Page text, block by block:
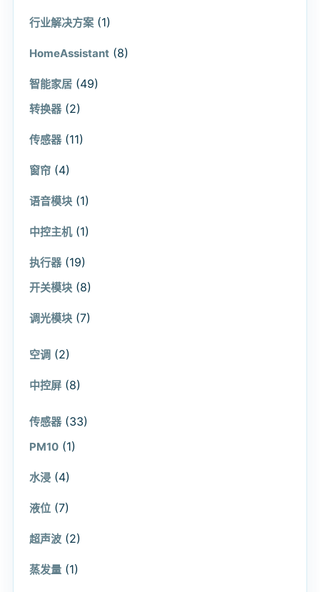
行业解决方案 (1)
HomeAssistant (8)
智能家居 (49)
转换器 (2)
传感器 (11)
窗帘 (4)
语音模块 (1)
中控主机 (1)
执行器 (19)
开关模块 (8)
调光模块 (7)
空调 (2)
中控屏 (8)
传感器 (33)
PM10 (1)
水浸 (4)
液位 (7)
超声波 (2)
蒸发量 (1)